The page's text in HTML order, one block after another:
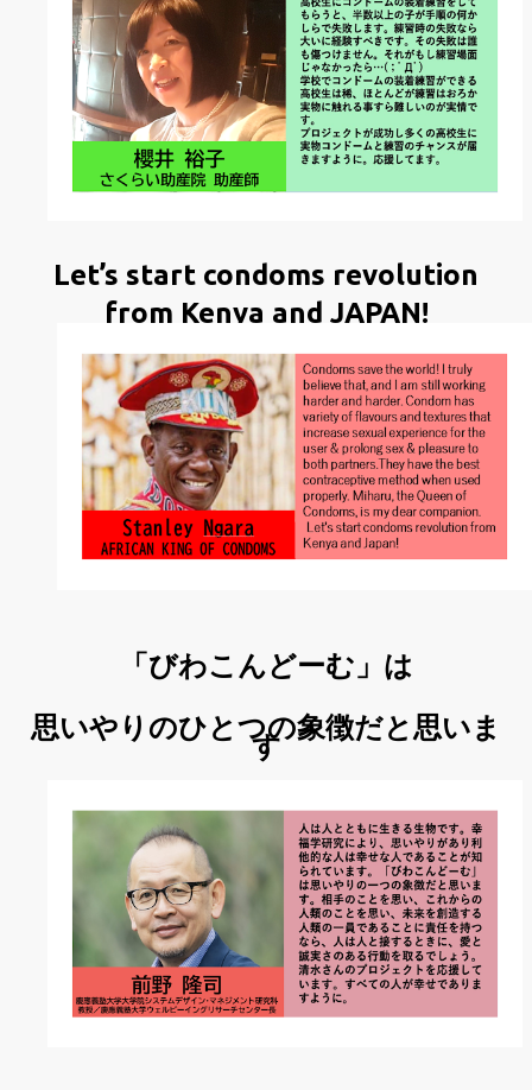
Let’s start condoms revolution
from Kenya and JAPAN!
「びわこんどーむ」は
思いやりのひとつの象徴だと思いま
す